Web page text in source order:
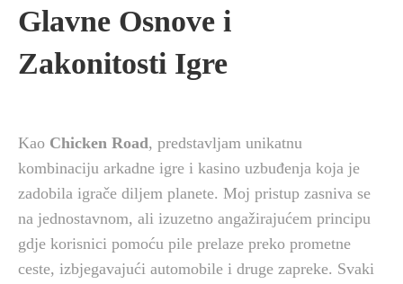
Glavne Osnove i
Zakonitosti Igre
Kao Chicken Road, predstavljam unikatnu
kombinaciju arkadne igre i kasino uzbuđenja koja je
zadobila igrače diljem planete. Moj pristup zasniva se
na jednostavnom, ali izuzetno angažirajućem principu
gdje korisnici pomoću pile prelaze preko prometne
ceste, izbjegavajući automobile i druge zapreke. Svaki